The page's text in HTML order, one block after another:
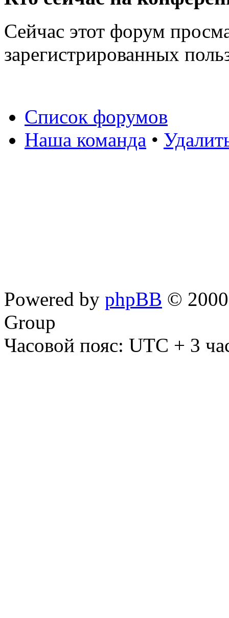
Сейчас этот форум
зарегистрированных
Список форумов
Наша команда •
Powered by phpBB ©
Group
Часовой пояс: UTC + 3